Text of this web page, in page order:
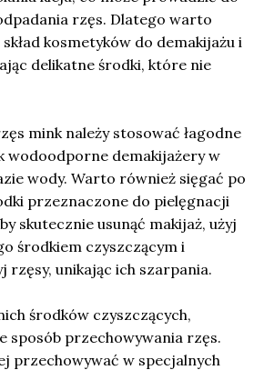
rzęs. Dlatego warto
kosmetyków do demakijażu i
delikatne środki, które nie
mink należy stosować łagodne
wodoodporne demakijażery w
wody. Warto również sięgać po
przeznaczone do pielęgnacji
skutecznie usunąć makijaż, użyj
środkiem czyszczącym i
unikając ich szarpania.
środków czyszczących,
sposób przechowywania rzęs.
przechowywać w specjalnych